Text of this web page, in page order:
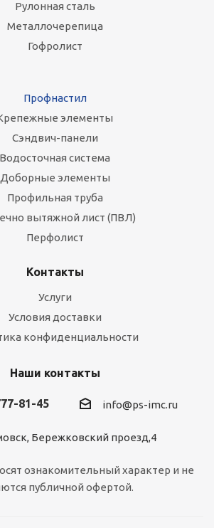
Рулонная сталь
Металлочерепица
Гофролист
Профнастил
элементы
Сэндвич-панели
Водосточная система
Доборные элементы
Профильная труба
вытяжной лист (ПВЛ)
Перфолист
Контакты
Услуги
Условия доставки
конфиденциальности
Наши контакты
81-45 info@ps-imc.ru
Бережковский проезд,4
ознакомительный характер и не
публичной офертой.